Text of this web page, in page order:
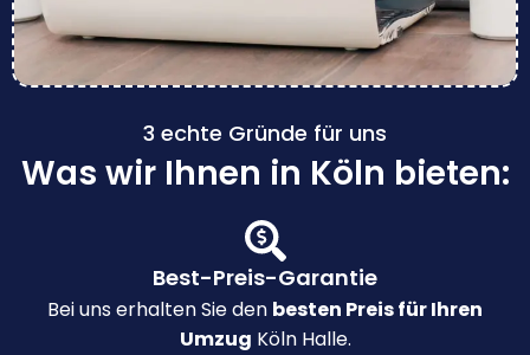
3 echte Gründe für uns
Was wir Ihnen in Köln bieten:
Best-Preis-Garantie
Bei uns erhalten Sie den besten Preis für Ihren
Umzug Köln Halle.